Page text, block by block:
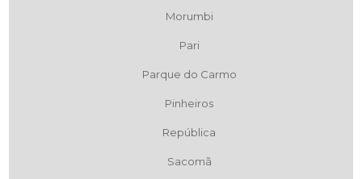
Morumbi
Pari
Parque do Carmo
Pinheiros
República
Sacomã